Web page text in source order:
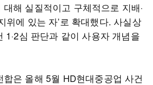
해 실질적이고 구체적으로 지배·
위에 있는 자’로 확대했다. 사실상
1·2심 판단과 같이 사용자 개념을
합은 올해 5월 HD현대중공업 사건